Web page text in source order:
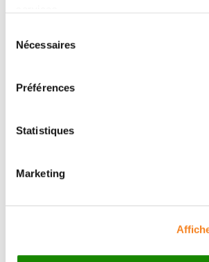
Nécessaires
Préférences
Statistiques
Marketing
Arvieux, F. Bibeau, C. De
Durand-Fontanier, N. Goasguen, L.
Kianmanesh, E. Leblanc, V. Loi, G.
P. Mariani, C. Mariette, P. Meeus, S.
Pomel, J. Porcheron, G. Pourcher, P.
Regimbeau, C. Sabbagh, E.
Tougeron, J.J. Tuech, F.
Herin, L. Villeneuve